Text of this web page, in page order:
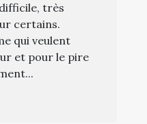
très
certains.
qui veulent
et pour le pire